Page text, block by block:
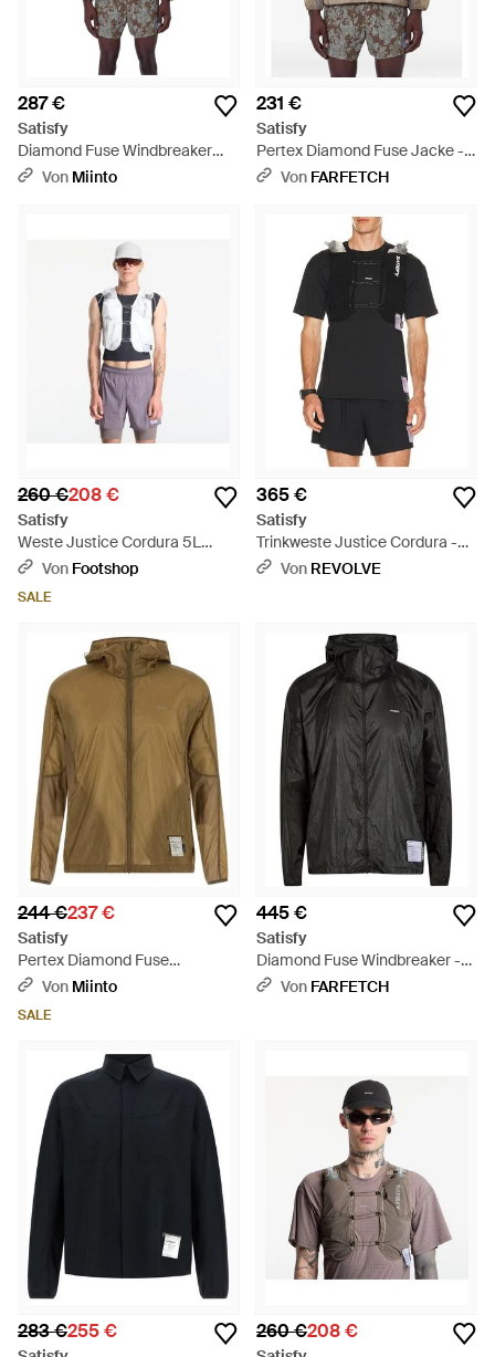
287 €
Satisfy
Diamond Fuse Windbreaker
Jacket - Natur
Von Miinto
231 €
Satisfy
Pertex Diamond Fuse Jacke -
Natur
Von FARFETCH
260 €208 €
Satisfy
Weste Justice Cordura 5L
Hydration Vest - Weiß
Von Footshop
SALE
365 €
Satisfy
Trinkweste Justice Cordura -
Schwarz
Von REVOLVE
244 €237 €
Satisfy
Pertex Diamond Fuse
Windbreaker - Grün
Von Miinto
SALE
445 €
Satisfy
Diamond Fuse Windbreaker -
Schwarz
Von FARFETCH
283 €255 € 260 €208 €